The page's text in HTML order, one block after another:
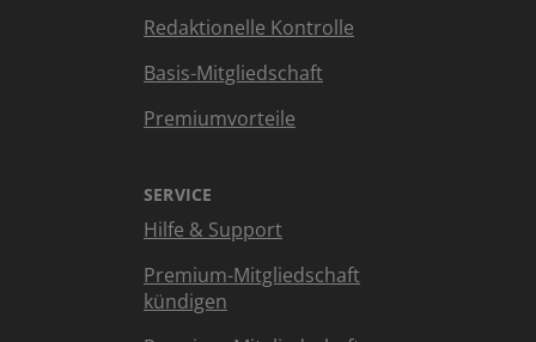
Redaktionelle Kontrolle
Basis-Mitgliedschaft
Premiumvorteile
SERVICE
Hilfe & Support
Premium-Mitgliedschaft
kündigen